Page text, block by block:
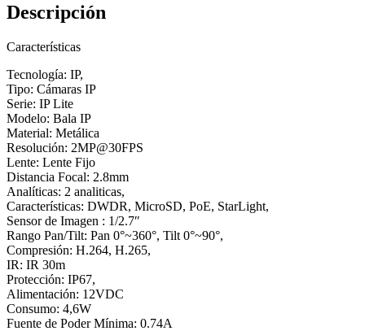
DWDR
2
POE
SLOT
MICRO
SD
cantidad
Descripción
Características
Tecnología: IP,
Tipo: Cámaras IP
Serie: IP Lite
Modelo: Bala IP
Material: Metálica
Resolución: 2MP@30FPS
Lente: Lente Fijo
Distancia Focal: 2.8mm
Analíticas: 2 analiticas,
Características: DWDR, MicroSD, PoE, StarLight,
Sensor de Imagen : 1/2.7″
Rango Pan/Tilt: Pan 0°~360°, Tilt 0°~90°,
Compresión: H.264, H.265,
IR: IR 30m
Protección: IP67,
Alimentación: 12VDC
Consumo: 4,6W
Fuente de Poder Mínima: 0.74A